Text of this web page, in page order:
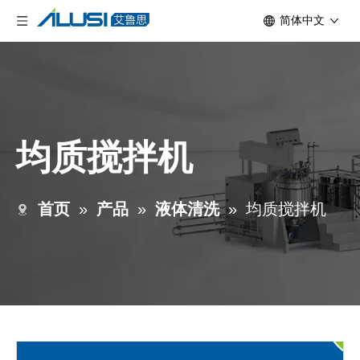
简体中文
均质搅拌机
首页 » 产品 » 液体清洗 » 均质搅拌机